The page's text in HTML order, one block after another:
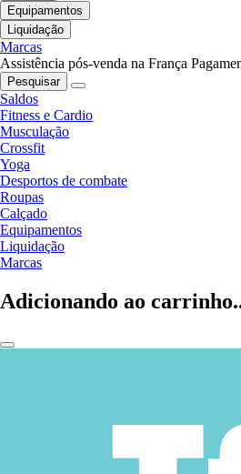
Equipamentos
Liquidação
Marcas
Assistência pós-venda na França
Pesquisar
Saldos
Fitness e Cardio
Musculação
Crossfit
Yoga
Desportos de combate
Roupas
Calçado
Equipamentos
Liquidação
Marcas
Adicionando ao